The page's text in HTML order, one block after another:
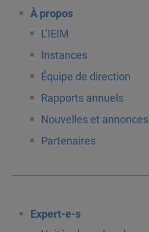
À propos
L’IEIM
Instances
Équipe de direction
Rapports annuels
Nouvelles et annonces
Partenaires
Expert-e-s